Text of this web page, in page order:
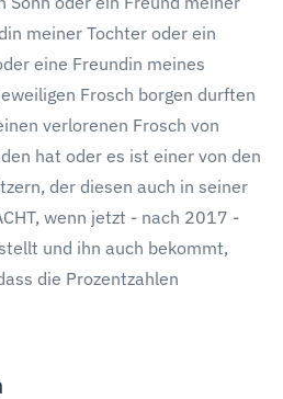
meiner Tochter oder ein
eine Freundin meines
Frosch borgen durften
verlorenen Frosch von
hat oder es ist einer von den
der diesen auch in seiner
wenn jetzt - nach 2017 -
und ihn auch bekommt,
die Prozentzahlen